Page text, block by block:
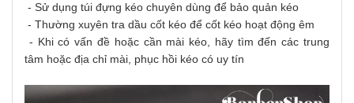
- Sử dụng túi đựng kéo chuyên dùng để bảo quản kéo
- Thường xuyên tra dầu cốt kéo để cốt kéo hoạt động êm
- Khi có vấn đề hoặc cần mài kéo, hãy tìm đến các trung
tâm hoặc địa chỉ mài, phục hồi kéo có uy tín